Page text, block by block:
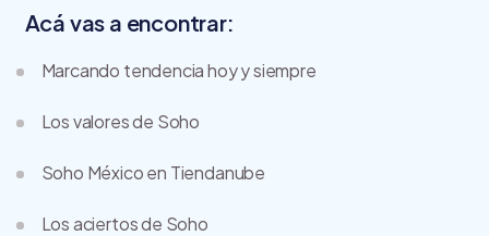
Acá vas a encontrar:
Marcando tendencia hoy y siempre
Los valores de Soho
Soho México en Tiendanube
Los aciertos de Soho